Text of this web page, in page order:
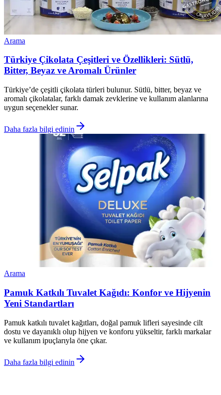
Arama
Türkiye Çikolata Çeşitleri ve Özellikleri: Sütlü,
Bitter, Beyaz ve Aromalı Ürünler
Türkiye’de çeşitli çikolata türleri bulunur. Sütlü, bitter, beyaz ve
aromalı çikolatalar, farklı damak zevklerine ve kullanım alanlarına
uygun seçenekler sunar.
Daha fazla bilgi edinin
Arama
Pamuk Katkılı Tuvalet Kağıdı: Konfor ve Hijyenin
Yeni Standartları
Pamuk katkılı tuvalet kağıtları, doğal pamuk lifleri sayesinde cilt
dostu ve dayanıklı olup hijyen ve konforu yükseltir, farklı markalar
ve kullanım ipuçlarıyla öne çıkar.
Daha fazla bilgi edinin